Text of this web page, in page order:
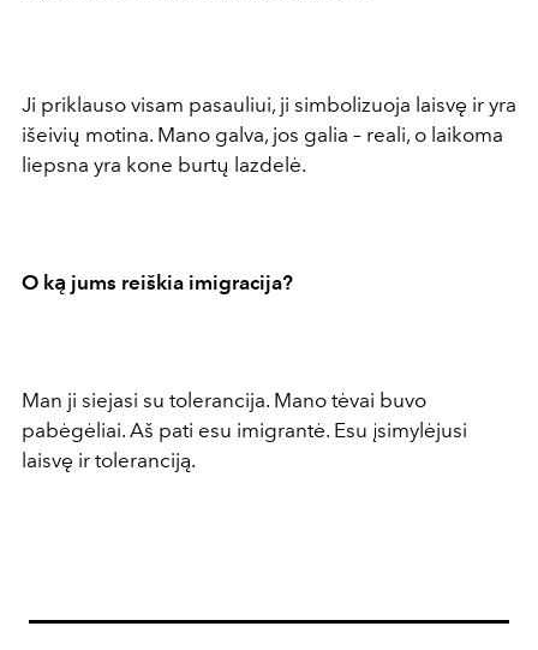
Ji priklauso visam pasauliui, ji simbolizuoja laisvę ir yra
išeivių motina. Mano galva, jos galia – reali, o laikoma
liepsna yra kone burtų lazdelė.
O ką jums reiškia imigracija?
Man ji siejasi su tolerancija. Mano tėvai buvo
pabėgėliai. Aš pati esu imigrantė. Esu įsimylėjusi
laisvę ir toleranciją.